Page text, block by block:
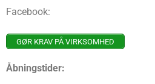
Facebook:
GØR KRAV PÅ VIRKSOMHED
Åbningstider: